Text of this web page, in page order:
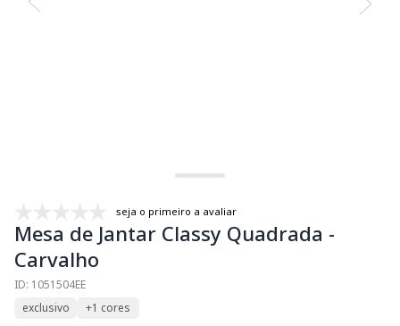
seja o primeiro a avaliar
Mesa de Jantar Classy Quadrada -
Carvalho
ID: 1051504EE
exclusivo
+1 cores